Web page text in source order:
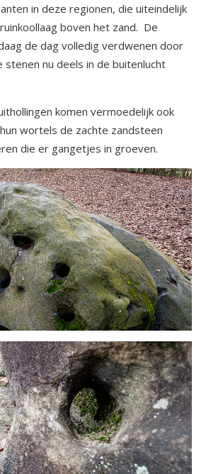
in deze regionen, die uiteindelijk
boven het zand. De
de dag volledig verdwenen door
nu deels in de buitenlucht
komen vermoedelijk ook
wortels de zachte zandsteen
die er gangetjes in groeven.